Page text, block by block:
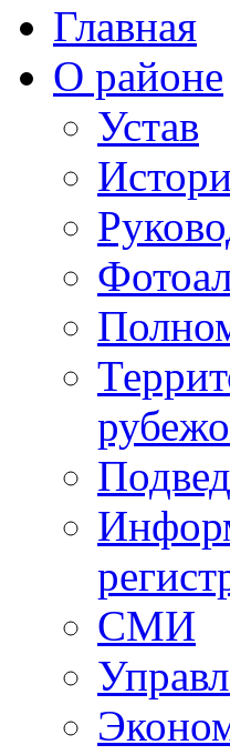
Главная
О районе
Устав
СМИ